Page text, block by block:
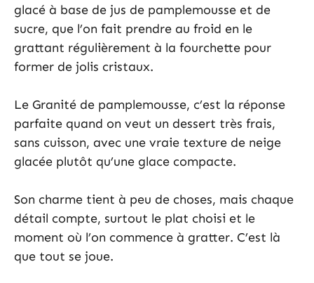
glacé à base de jus de pamplemousse et de
sucre, que l’on fait prendre au froid en le
grattant régulièrement à la fourchette pour
former de jolis cristaux.
Le Granité de pamplemousse, c’est la réponse
parfaite quand on veut un dessert très frais,
sans cuisson, avec une vraie texture de neige
glacée plutôt qu’une glace compacte.
Son charme tient à peu de choses, mais chaque
détail compte, surtout le plat choisi et le
moment où l’on commence à gratter. C’est là
que tout se joue.